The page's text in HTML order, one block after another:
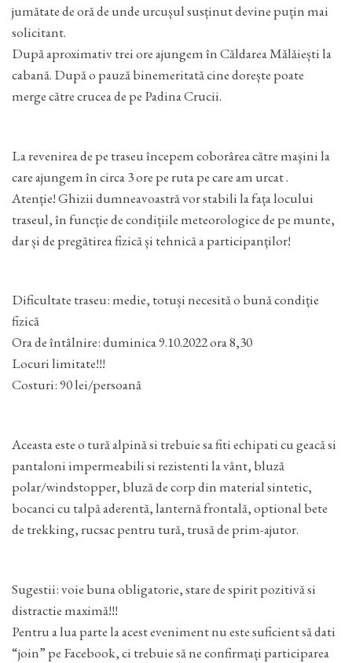
jumătate de oră de unde urcușul susținut devine puțin mai
solicitant.
După aproximativ trei ore ajungem în Căldarea Mălăiești la
cabană. După o pauză binemeritată cine dorește poate
merge către crucea de pe Padina Crucii.
La revenirea de pe traseu începem coborârea către maşini la
care ajungem în circa 3 ore pe ruta pe care am urcat .
Atenție! Ghizii dumneavoastră vor stabili la fața locului
traseul, în funcție de condițiile meteorologice de pe munte,
dar și de pregătirea fizică și tehnică a participanților!
Dificultate traseu: medie, totuși necesită o bună condiție
fizică
Ora de întâlnire: duminica 9.10.2022 ora 8,30
Locuri limitate!!!
Costuri: 90 lei/persoană
Aceasta este o tură alpină si trebuie sa fiti echipati cu geacă si
pantaloni impermeabili si rezistenti la vânt, bluză
polar/windstopper, bluză de corp din material sintetic,
bocanci cu talpă aderentă, lanternă frontală, optional bete
de trekking, rucsac pentru tură, trusă de prim-ajutor.
Sugestii: voie buna obligatorie, stare de spirit pozitivă si
distractie maximă!!!
Pentru a lua parte la acest eveniment nu este suficient să dati
“join” pe Facebook, ci trebuie să ne confirmați participarea